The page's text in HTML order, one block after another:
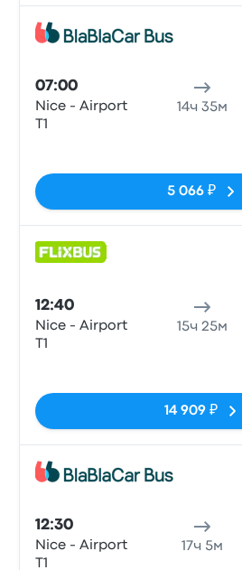
07:00
Nice - Airport
T1
14ч 35м
5 066 ₽
12:40
Nice - Airport
T1
15ч 25м
14 909 ₽
12:30
Nice - Airport
T1
17ч 5м